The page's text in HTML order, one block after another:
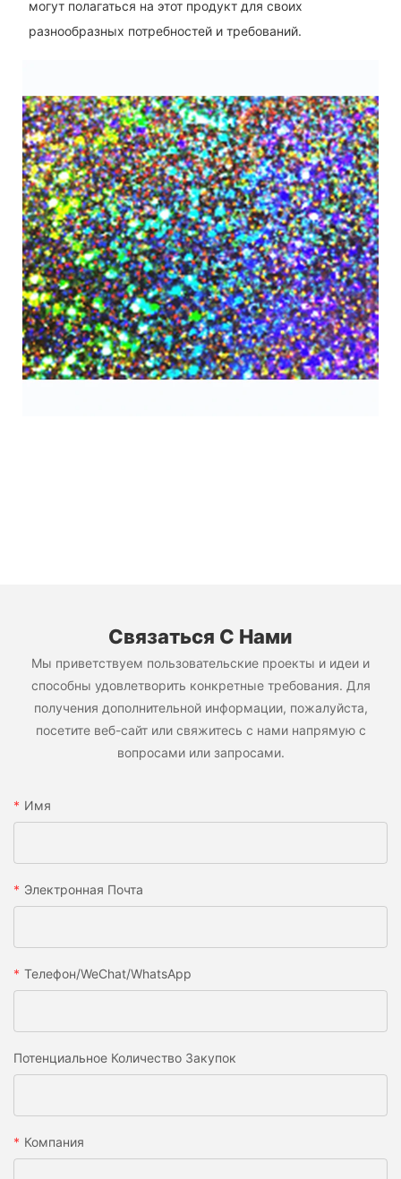
могут полагаться на этот продукт для своих
разнообразных потребностей и требований.
Связаться С Нами
Мы приветствуем пользовательские проекты и идеи и
способны удовлетворить конкретные требования. Для
получения дополнительной информации, пожалуйста,
посетите веб-сайт или свяжитесь с нами напрямую с
вопросами или запросами.
Имя
Электронная Почта
Телефон/WeChat/WhatsApp
Потенциальное Количество Закупок
Компания